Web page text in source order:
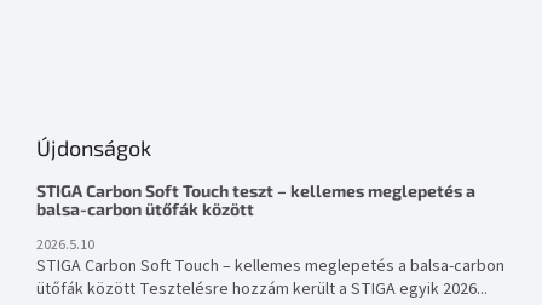
Újdonságok
STIGA Carbon Soft Touch teszt – kellemes meglepetés a
balsa-carbon ütőfák között
2026.5.10
STIGA Carbon Soft Touch – kellemes meglepetés a balsa-carbon
ütőfák között Tesztelésre hozzám került a STIGA egyik 2026...